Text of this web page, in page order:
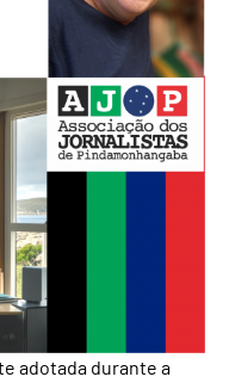
adotada durante a